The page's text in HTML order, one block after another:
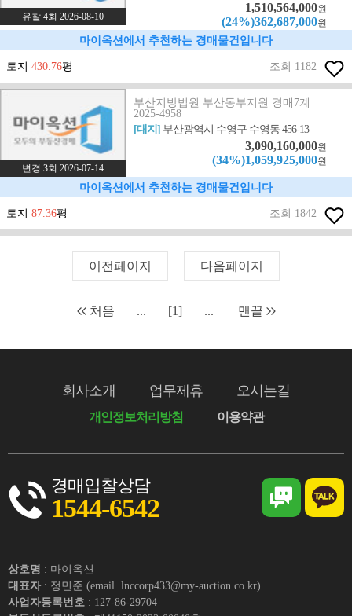
유찰 4회 2026-08-10
1,510,564,000원
(24%)362,687,000원
마이옥션에서 추천하는 경매물건입니다
토지 430.76평 조회 1182
변경 3회 2026-07-14
부산지방법원 부산동부지원 경매7계
2025-4958
[대지] 부산광역시 수영구 수영동 456-13
3,090,160,000원
(34%)1,059,925,000원
마이옥션에서 추천하는 경매물건입니다
토지 87.36평 조회 1842
이전페이지 다음페이지
처음 ... [1] ... 맨끝
회사소개 업무제휴 오시는길
개인정보처리방침 이용약관
경매입찰상담
1544-6542
상호명 : 마이옥션
대표자 : 정민준 (email. lnccorp433@my-auction.co.kr)
사업자등록번호 : 127-86-29704